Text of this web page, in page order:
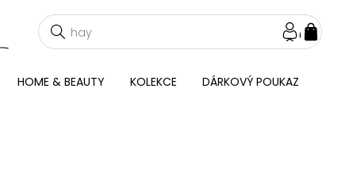
HOME & BEAUTY KOLEKCE DÁRKOVÝ POUKAZ